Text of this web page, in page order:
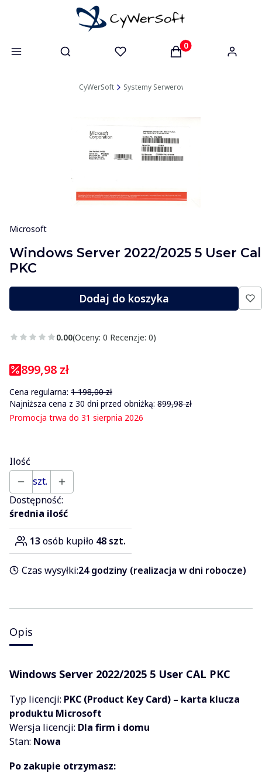
Otwórz wyszukiwarkę Produkty w
CyWerSoft Systemy Serwerowe
Microsoft
Windows Server 2022/2025 5 User Cal
PKC
Dodaj do koszyka
0.00(Oceny: 0 Recenzje: 0)
899,98 zł
Cena regularna: 1 198,00 zł
Najniższa cena z 30 dni przed obniżką: 899,98 zł
Promocja trwa do 31 sierpnia 2026
Ilość
szt.
Dostępność:
średnia ilość
13 osób kupiło 48 szt.
Czas wysyłki:24 godziny (realizacja w dni robocze)
Opis
Windows Server 2022/2025 5 User CAL PKC
Typ licencji: PKC (Product Key Card) – karta klucza
produktu Microsoft
Wersja licencji: Dla firm i domu
Stan: Nowa
Po zakupie otrzymasz: